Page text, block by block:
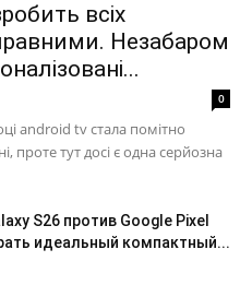
всіх
Незабаром
0
android tv стала помітно
проте тут досі є одна серйозна
S26 против Google Pixel
идеальный компактный...